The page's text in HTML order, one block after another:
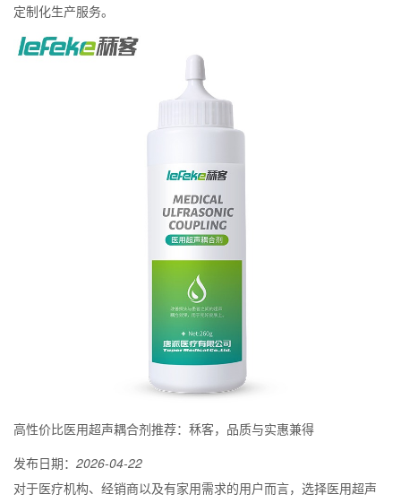
定制化生产服务。
高性价比医用超声耦合剂推荐：秝客，品质与实惠兼得
发布日期： 2026-04-22
对于医疗机构、经销商以及有家用需求的用户而言，选择医用超声